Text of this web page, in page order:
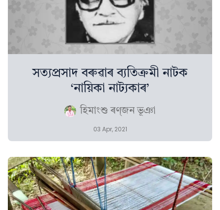
সত্যপ্ৰসাদ বৰুৱাৰ ব্যতিক্ৰমী নাটক
‘নায়িকা নাট্যকাৰ’
হিমাংশু ৰণ্‌জন ভূঞা
03 Apr, 2021